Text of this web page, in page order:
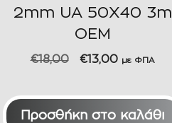
2mm UA 50X40 3m
ΟΕΜ
€18,00
Original
€18,00.
€13,00Η
είναι:
με ΦΠΑ
Προσθήκη στο καλάθι